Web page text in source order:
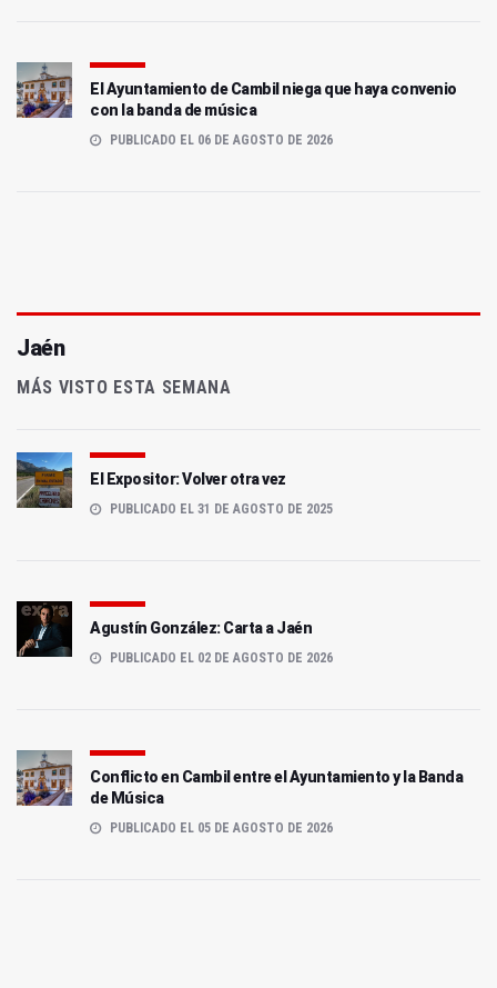
El Ayuntamiento de Cambil niega que haya convenio
con la banda de música
PUBLICADO EL 06 DE AGOSTO DE 2026
Jaén
MÁS VISTO ESTA SEMANA
El Expositor: Volver otra vez
PUBLICADO EL 31 DE AGOSTO DE 2025
Agustín González: Carta a Jaén
PUBLICADO EL 02 DE AGOSTO DE 2026
Conflicto en Cambil entre el Ayuntamiento y la Banda
de Música
PUBLICADO EL 05 DE AGOSTO DE 2026